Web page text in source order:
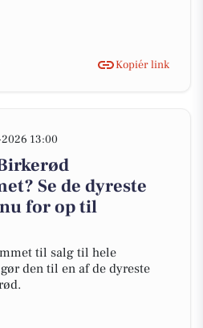
Kopiér link
13:00
Se de dyreste
for op til
til salg til hele
den til en af de dyreste